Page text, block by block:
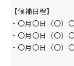
【候補日程】
・〇月〇日（〇）
・〇月〇日（〇）
・〇月〇日（〇）